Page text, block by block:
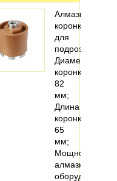
Алмазная
коронка
для
подрозетников;
Диаметр
коронки
82
мм;
Длина
коронки
65
мм;
Мощность
алмазного
оборудования